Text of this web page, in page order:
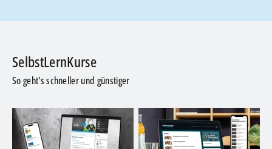
So geht's schneller und günstiger